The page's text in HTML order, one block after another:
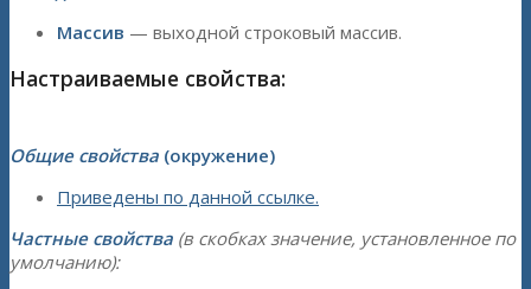
Массив — выходной строковый массив.
Настраиваемые свойства:
Общие свойства (окружение)
Приведены по данной ссылке.
Частные свойства (в скобках значение, установленное по
умолчанию):